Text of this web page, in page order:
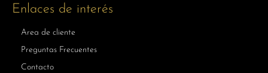
Enlaces de interés
Area de cliente
Preguntas Frecuentes
Contacto